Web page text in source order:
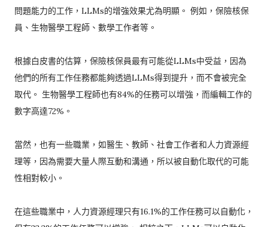
問題能力的工作，LLMs的增強效果尤為明顯。 例如，保險核保
員、生物醫學工程師、數學工作者等。
根據白皮書的估算，保險核保員最有可能從LLMs中受益，因為
他們的所有工作任務都能夠透過LLMs得到提升，而不會被完全
取代。 生物醫學工程師也有84%的任務可以增強，而編輯工作的
數字高達72%。
當然，也有一些職業，如醫生、教師、社會工作者和人力資源經
理等，因為需要大量人際互動和溝通，所以被自動化取代的可能
性相對較小。
在這些職業中，人力資源經理只有16.1%的工作任務可以自動化，